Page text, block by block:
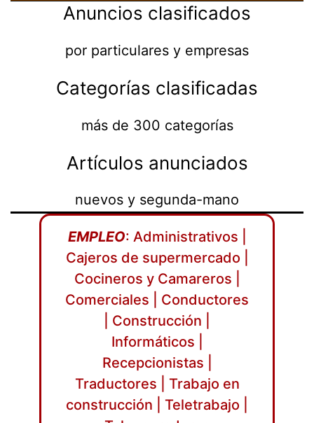
Anuncios clasificados
por particulares y empresas
Categorías clasificadas
más de 300 categorías
Artículos anunciados
nuevos y segunda-mano
EMPLEO: Administrativos |
Cajeros de supermercado |
Cocineros y Camareros |
Comerciales | Conductores
| Construcción |
Informáticos |
Recepcionistas |
Traductores | Trabajo en
construcción | Teletrabajo |